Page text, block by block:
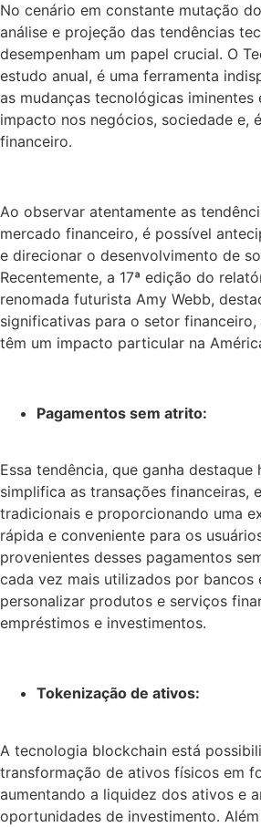
No cenário em constante mutação
análise e projeção das tendências
desempenham um papel crucial. O
estudo anual, é uma ferramenta
as mudanças tecnológicas iminentes
impacto nos negócios, sociedade e,
financeiro.
Ao observar atentamente as
mercado financeiro, é possível
e direcionar o desenvolvimento de
Recentemente, a 17ª edição do
renomada futurista Amy Webb,
significativas para o setor financeiro,
têm um impacto particular na
Pagamentos sem atrito:
Essa tendência, que ganha destaque
simplifica as transações financeiras,
tradicionais e proporcionando uma
rápida e conveniente para os
provenientes desses pagamentos
cada vez mais utilizados por bancos
personalizar produtos e serviços
empréstimos e investimentos.
Tokenização de ativos:
A tecnologia blockchain está
transformação de ativos físicos em
aumentando a liquidez dos ativos e
oportunidades de investimento.